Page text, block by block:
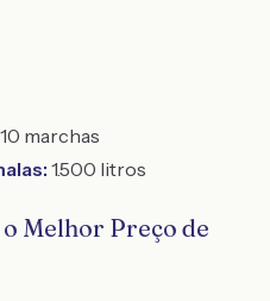
marchas
1.500 litros
Melhor Preço de